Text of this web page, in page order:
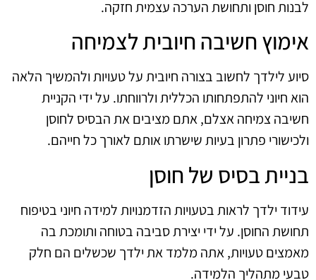
לבנות חוסן ותחושת הערכה עצמית חזקה.
אימוץ חשיבה חיובית לצמיחה
סיוע לילדך לחשוב בצורה חיובית על טעויות ולהמשיך הלאה
הוא חיוני להתפתחותו הכללית ולרווחתו. על ידי הקניית
חשיבה צמיחה אצלם, אתם מציבים את הבסיס לחוסן
ולכישורי פתרון בעיות שישרתו אותם לאורך כל חייהם.
בניית בסיס של חוסן
עידוד ילדך לראות בטעויות הזדמנויות למידה חיוני בטיפוח
תחושת החוסן. על ידי יצירת סביבה בטוחה ותומכת בה
מאמצים טעויות, אתה מלמד את ילדך שכשלים הם חלק
טבעי מתהליך הלמידה.